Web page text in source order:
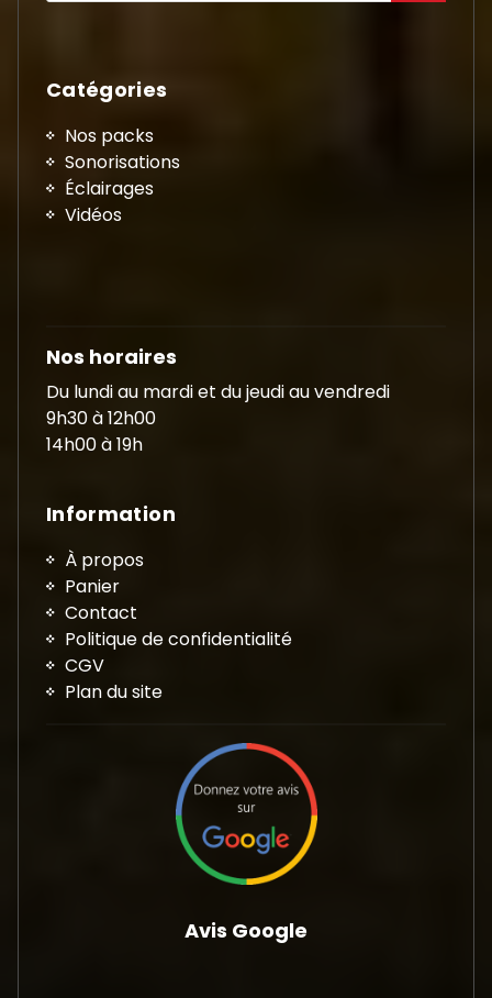
Catégories
Nos packs
Sonorisations
Éclairages
Vidéos
Nos horaires
Du lundi au mardi et du jeudi au vendredi
9h30 à 12h00
14h00 à 19h
Information
À propos
Panier
Contact
Politique de confidentialité
CGV
Plan du site
Avis Google